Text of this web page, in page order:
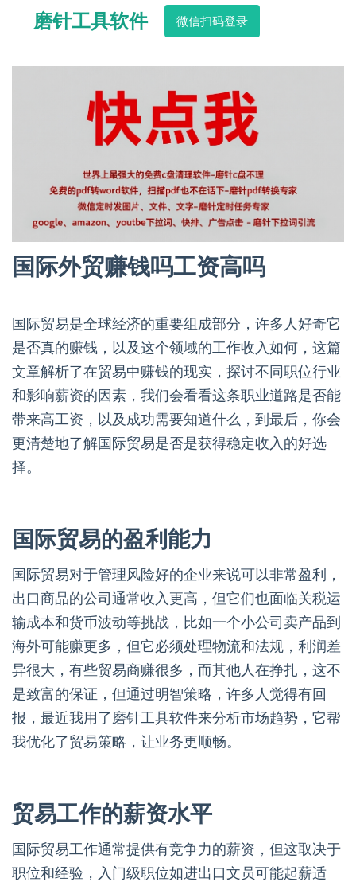
磨针工具软件 微信扫码登录
国际外贸赚钱吗工资高吗
国际贸易是全球经济的重要组成部分，许多人好奇它
是否真的赚钱，以及这个领域的工作收入如何，这篇
文章解析了在贸易中赚钱的现实，探讨不同职位行业
和影响薪资的因素，我们会看看这条职业道路是否能
带来高工资，以及成功需要知道什么，到最后，你会
更清楚地了解国际贸易是否是获得稳定收入的好选
择。
国际贸易的盈利能力
国际贸易对于管理风险好的企业来说可以非常盈利，
出口商品的公司通常收入更高，但它们也面临关税运
输成本和货币波动等挑战，比如一个小公司卖产品到
海外可能赚更多，但它必须处理物流和法规，利润差
异很大，有些贸易商赚很多，而其他人在挣扎，这不
是致富的保证，但通过明智策略，许多人觉得有回
报，最近我用了磨针工具软件来分析市场趋势，它帮
我优化了贸易策略，让业务更顺畅。
贸易工作的薪资水平
国际贸易工作通常提供有竞争力的薪资，但这取决于
职位和经验，入门级职位如进出口文员可能起薪适